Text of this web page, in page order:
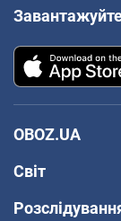
OBOZ.UA
Світ